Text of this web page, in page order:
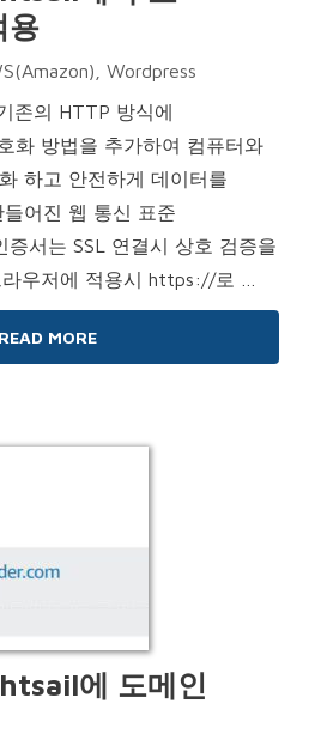
용
Wordpress
존의 HTTP 방식에
화 방법을 추가하여 컴퓨터와
하고 안전하게 데이터를
어진 웹 통신 표준
증서는 SSL 연결시 상호 검증을
우저에 적용시 https://로 …
READ MORE
에 도메인